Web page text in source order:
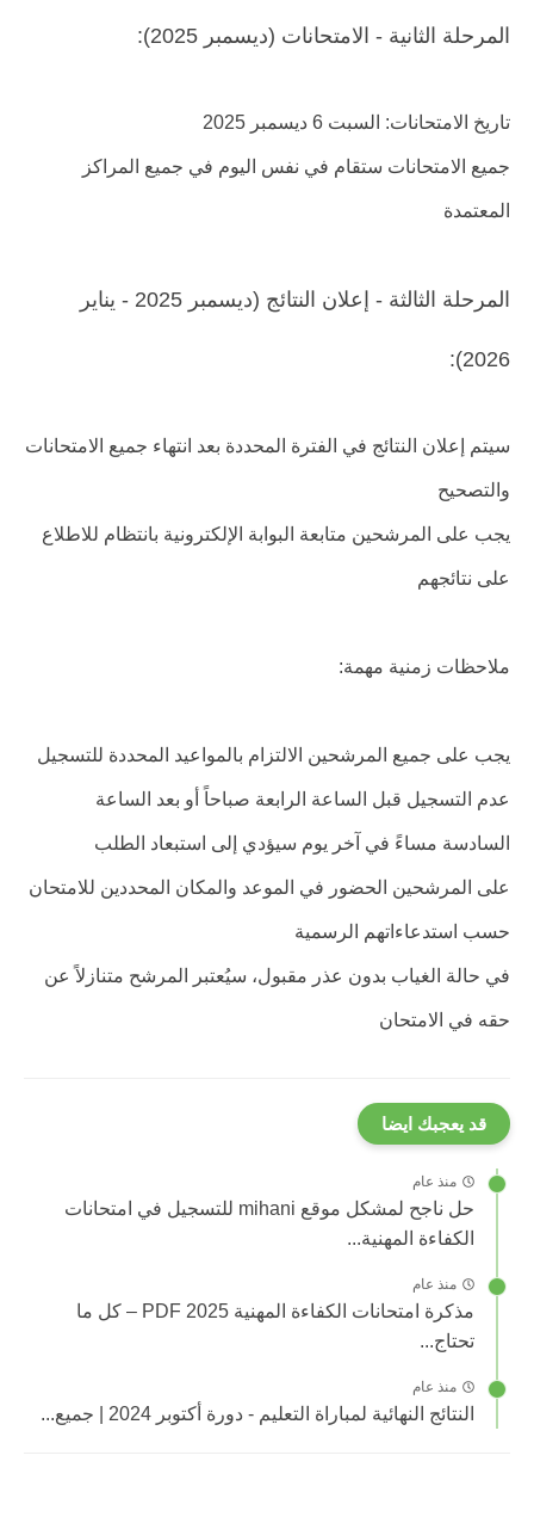
المرحلة الثانية - الامتحانات (ديسمبر 2025):
تاريخ الامتحانات: السبت 6 ديسمبر 2025
جميع الامتحانات ستقام في نفس اليوم في جميع المراكز
المعتمدة
المرحلة الثالثة - إعلان النتائج (ديسمبر 2025 - يناير
2026):
سيتم إعلان النتائج في الفترة المحددة بعد انتهاء جميع الامتحانات
والتصحيح
يجب على المرشحين متابعة البوابة الإلكترونية بانتظام للاطلاع
على نتائجهم
ملاحظات زمنية مهمة:
يجب على جميع المرشحين الالتزام بالمواعيد المحددة للتسجيل
عدم التسجيل قبل الساعة الرابعة صباحاً أو بعد الساعة
السادسة مساءً في آخر يوم سيؤدي إلى استبعاد الطلب
على المرشحين الحضور في الموعد والمكان المحددين للامتحان
حسب استدعاءاتهم الرسمية
في حالة الغياب بدون عذر مقبول، سيُعتبر المرشح متنازلاً عن
حقه في الامتحان
قد يعجبك ايضا
منذ عام
حل ناجح لمشكل موقع mihani للتسجيل في امتحانات
الكفاءة المهنية...
منذ عام
مذكرة امتحانات الكفاءة المهنية 2025 PDF – كل ما
تحتاج...
منذ عام
النتائج النهائية لمباراة التعليم - دورة أكتوبر 2024 | جميع...